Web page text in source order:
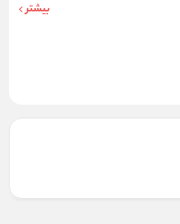
بیشتر